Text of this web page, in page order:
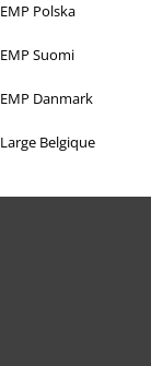
EMP Polska
EMP Suomi
EMP Danmark
Large Belgique